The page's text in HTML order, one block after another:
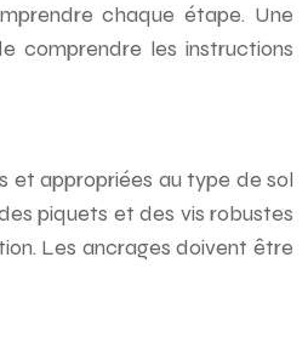
chaque étape. Une
comprendre les instructions
et appropriées au type de sol
piquets et des vis robustes
Les ancrages doivent être